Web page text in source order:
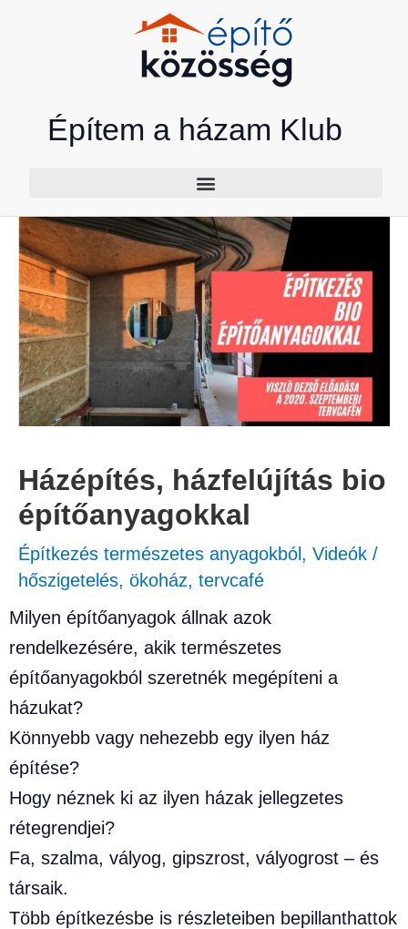
Építem a házam Klub
Házépítés, házfelújítás bio
építőanyagokkal
Építkezés természetes anyagokból, Videók /
hőszigetelés, ökoház, tervcafé
Milyen építőanyagok állnak azok
rendelkezésére, akik természetes
építőanyagokból szeretnék megépíteni a
házukat?
Könnyebb vagy nehezebb egy ilyen ház
építése?
Hogy néznek ki az ilyen házak jellegzetes
rétegrendjei?
Fa, szalma, vályog, gipszrost, vályogrost – és
társaik.
Több építkezésbe is részleteiben bepillanthattok